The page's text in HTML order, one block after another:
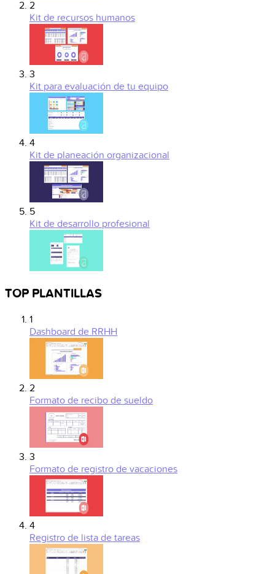
2
Kit de recursos humanos
3
Kit para evaluación de tu equipo
4
Kit de planeación organizacional
5
Kit de desarrollo profesional
TOP PLANTILLAS
1
Dashboard de RRHH
2
Formato de recibo de sueldo
3
Formato de registro de vacaciones
4
Registro de lista de tareas